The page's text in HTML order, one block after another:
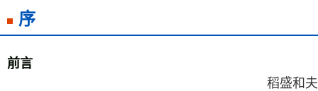
序
前言
稻盛和夫